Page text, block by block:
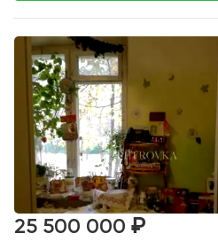
25 500 000 ₽